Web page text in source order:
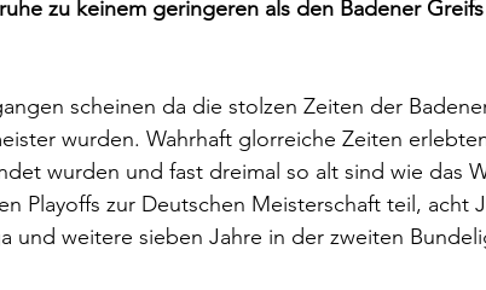
zu keinem geringeren als den Badener
scheinen da die stolzen Zeiten der
wurden. Wahrhaft glorreiche Zeiten
wurden und fast dreimal so alt sind wie das
Playoffs zur Deutschen Meisterschaft teil, acht
und weitere sieben Jahre in der zweiten